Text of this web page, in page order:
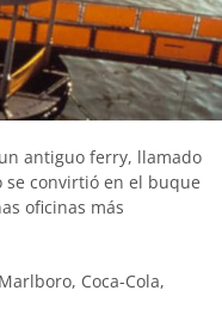
antiguo ferry, llamado
se convirtió en el buque
oficinas más
Coca-Cola,